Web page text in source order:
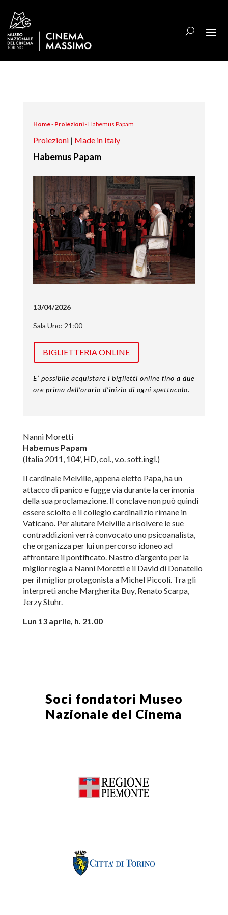
Home- Proiezioni-Habemus Papam
Proiezioni| Made in Italy
Habemus Papam
13/04/2026
Sala Uno: 21:00
BIGLIETTERIA ONLINE
E’ possibile acquistare i biglietti online fino a due
ore prima dell’orario d’inizio di ogni spettacolo.
Nanni Moretti
Habemus Papam
(Italia 2011, 104’, HD, col., v.o. sott.ingl.)
Il cardinale Melville, appena eletto Papa, ha un
attacco di panico e fugge via durante la cerimonia
della sua proclamazione. Il conclave non può quindi
essere sciolto e il collegio cardinalizio rimane in
Vaticano. Per aiutare Melville a risolvere le sue
contraddizioni verrà convocato uno psicoanalista,
che organizza per lui un percorso idoneo ad
affrontare il pontificato. Nastro d’argento per la
miglior regia a Nanni Moretti e il David di Donatello
per il miglior protagonista a Michel Piccoli. Tra gli
interpreti anche Margherita Buy, Renato Scarpa,
Jerzy Stuhr.
Lun 13 aprile, h. 21.00
Soci fondatori Museo
Nazionale del Cinema